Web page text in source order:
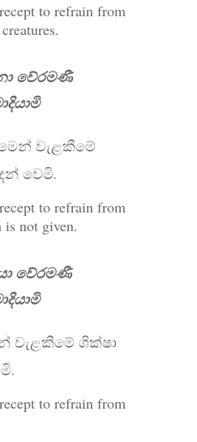
to refrain from
වේරමණී
වැළකීමේ
වෙමි.
to refrain from
not given.
වේරමණී
වැළකීමේ ශික්ෂා
to refrain from